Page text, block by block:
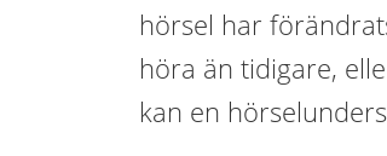
hörsel har
höra än tidigare,
kan en